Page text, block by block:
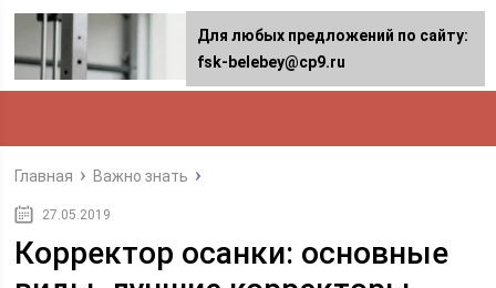
Главная Важно знать
27.05.2019
Корректор осанки: основные
Для любых предложений по сайту:
fsk-belebey@cp9.ru